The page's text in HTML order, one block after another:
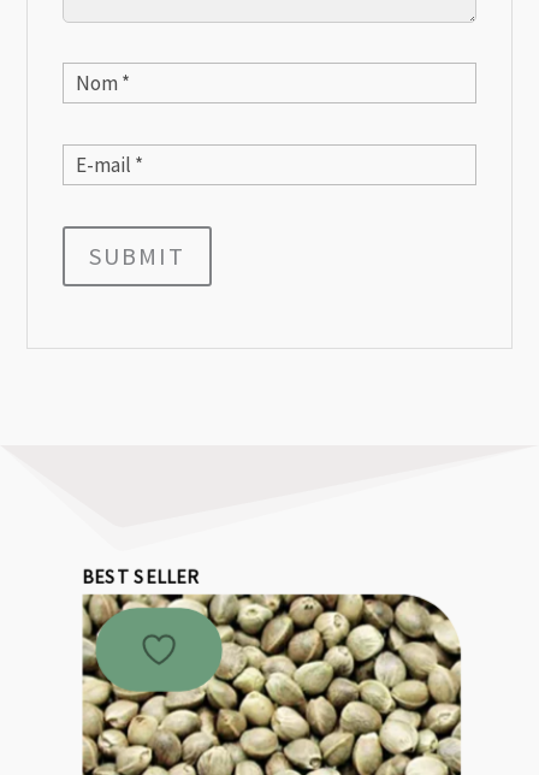
SUBMIT
BEST SELLER